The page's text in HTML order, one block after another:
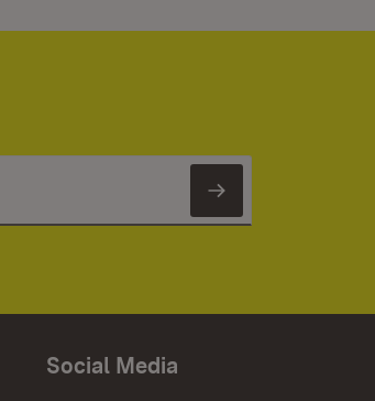
Newsletter
Social Media